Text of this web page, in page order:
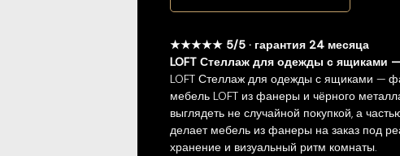
★★★★★ 5/5 · гарантия 24 месяца
LOFT Стеллаж для одежды с ящиками
LOFT Стеллаж для одежды с ящиками —
мебель LOFT из фанеры и чёрного
выглядеть не случайной покупкой, а
делает мебель из фанеры на заказ под
хранение и визуальный ритм комнаты.